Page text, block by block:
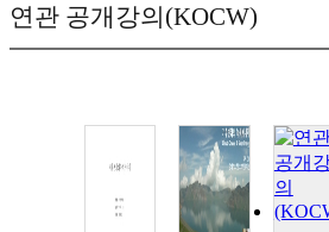
연관 공개강의(KOCW)